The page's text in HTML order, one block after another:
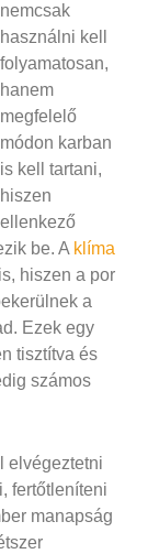
nemcsak
használni kell
folyamatosan,
hanem
megfelelő
módon karban
is kell tartani,
hiszen
ellenkező
be. A klíma
is, hiszen a por
a
Ezek egy
tisztítva és
számos
elvégeztetni
fertőtleníteni
manapság